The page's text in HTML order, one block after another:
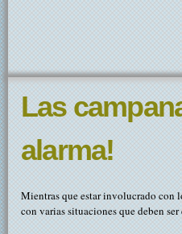
Las
alarma!
Mientras que estar involucrado con
con varias situaciones que deben ser